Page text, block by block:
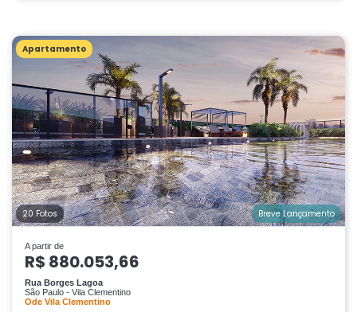
Apartamento
20 Fotos Breve Lançamento
A partir de
R$ 880.053,66
Rua Borges Lagoa
São Paulo - Vila Clementino
Ode Vila Clementino